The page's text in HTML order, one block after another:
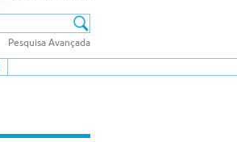
Pesquisa Avançada